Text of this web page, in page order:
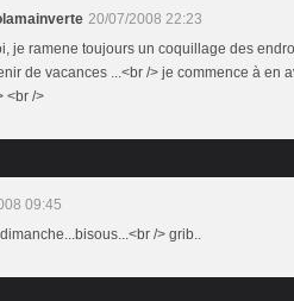
20/07/2008 22:23
je ramene toujours un coquillage des
de vacances ...<br /> je commence à en
<br />
09:45
/> grib..